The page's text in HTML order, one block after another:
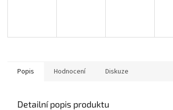
Popis Hodnocení Diskuze
Detailní popis produktu